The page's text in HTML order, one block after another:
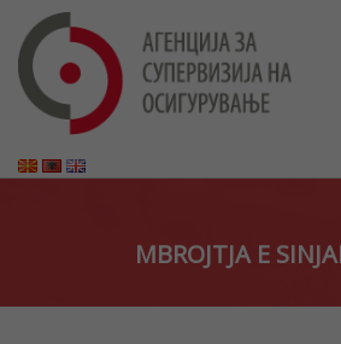
MBROJTJA E